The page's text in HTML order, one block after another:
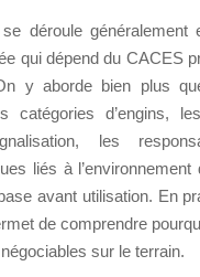
déroule généralement
qui dépend du CACES
y aborde bien plus
catégories d’engins,
les
liés à l’environnement
avant utilisation. En
de comprendre
sur le terrain.